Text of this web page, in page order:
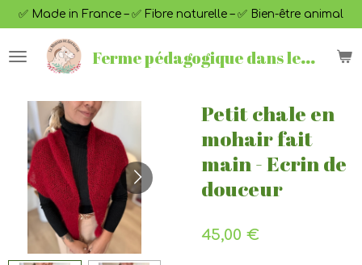
Passer
au
contenu
principal
F
erme pédagogique dans le Tarn
✅ Made in France – ✅ Fibre naturelle – ✅ Bien-être animal
Petit chale en
mohair fait
main - Ecrin de
douceur
45,00 €